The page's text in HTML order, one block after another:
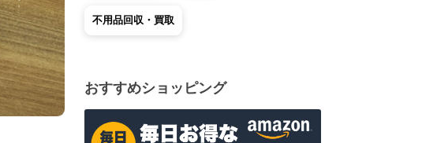
不用品回収・買取
おすすめショッピング